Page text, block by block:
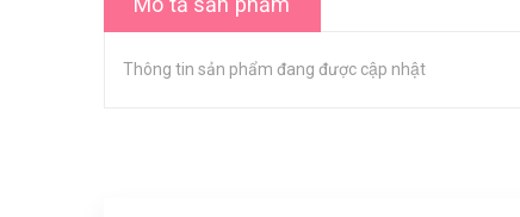
Thông tin sản phẩm đang được cập nhật